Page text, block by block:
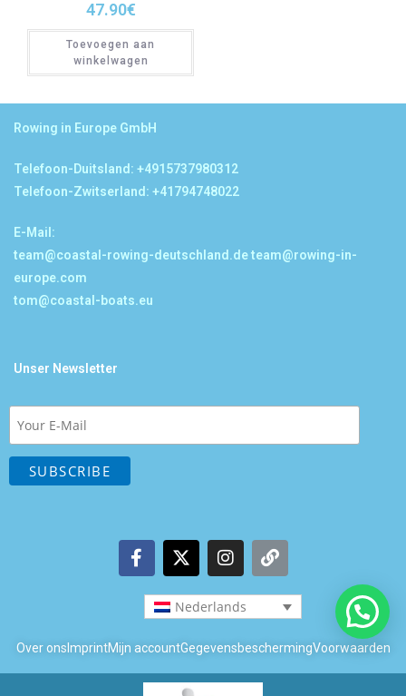
47.90€
Toevoegen aan
winkelwagen
Rowing in Europe GmbH
Telefoon-Duitsland: +4915737980312
Telefoon-Zwitserland: +41794748022
E-Mail:
team@coastal-rowing-deutschland.deteam@rowing-in-
europe.com
tom@coastal-boats.eu
Unser Newsletter
Nederlands
Over ons ImprintMijn accountGegevensbeschermingVoorwaarden